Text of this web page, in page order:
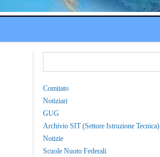
Comitato
Notiziari
GUG
Archivio SIT (Settore Istruzione Tecnica)
Notizie
Scuole Nuoto Federali